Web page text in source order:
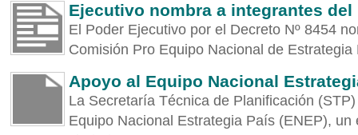
Ejecutivo nombra a integrantes del
El Poder Ejecutivo por el Decreto Nº 8454
Comisión Pro Equipo Nacional de
Apoyo al Equipo Nacional
La Secretaría Técnica de Planificación
Equipo Nacional Estrategia País (ENEP), un